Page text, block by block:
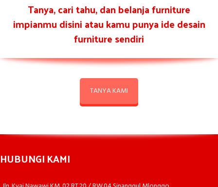
Tanya, cari tahu, dan belanja furniture
impianmu disini atau kamu punya ide desain
furniture sendiri
TANYA KAMI
HUBUNGI KAMI